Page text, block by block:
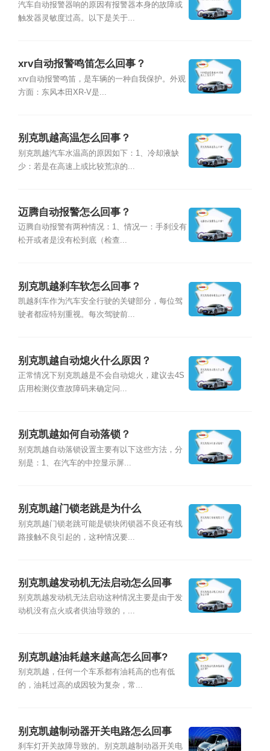
汽车自动报警器响的原因有报警器本身的故障或
触发器灵敏度过高。以下是关于...
xrv自动报警鸣笛怎么回事？
xrv自动报警鸣笛，是车辆的一种自我保护。外观
方面：东风本田XR-V是...
别克凯越高温怎么回事？
别克凯越汽车水温高的原因如下：1、冷却液缺
少：若是在高速上或比较荒凉的...
迈腾自动报警怎么回事？
迈腾自动报警有两种情况：1、情况一：手刹没有
松开或者是没有松到底（检查...
别克凯越刹车软怎么回事？
凯越刹车作为汽车安全行驶的关键部分，每位驾
驶者都应特别重视。每次驾驶前...
别克凯越自动熄火什么原因？
正常情况下别克凯越是不会自动熄火，建议去4S
店用检测仪查故障码来确定问...
别克凯越如何自动落锁？
别克凯越自动落锁设置主要有以下这些方法，分
别是：1、在汽车的中控显示屏...
别克凯越门锁老跳是为什么
别克凯越门锁老跳可能是锁块闭锁器不良还有线
路接触不良引起的，这种情况要...
别克凯越发动机无法启动怎么回事
别克凯越发动机无法启动这种情况主要是由于发
动机没有点火或者供油导致的，...
别克凯越油耗越来越高怎么回事?
别克凯越，任何一个车系都有油耗高的也有低
的，油耗过高的成因较为复杂，常...
别克凯越制动器开关电路怎么回事
刹车灯开关故障导致的。别克凯越制动器开关电